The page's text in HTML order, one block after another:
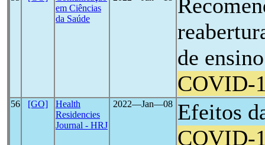
em Ciências
da Saúde
de
COVID-
56 [GO]
Health
Residencies
Journal - HRJ
2022―Jan―08 Efeitos
COVID-